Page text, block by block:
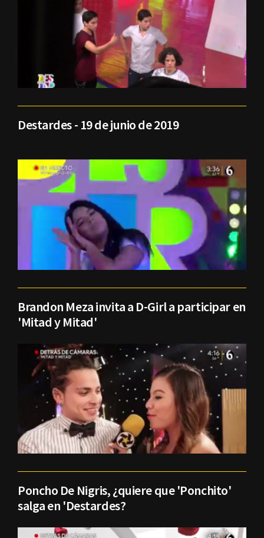
Destardes - 19 de junio de 2019
Brandon Meza invita a D-Girl a participar en
'Mitad y Mitad'
Poncho De Nigris, ¿quiere que 'Ponchito'
salga en 'Destardes?